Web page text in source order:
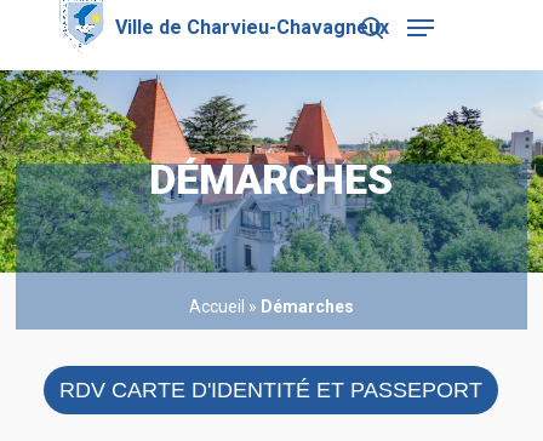
content
search
Menu
DÉMARCHES
Accueil » Démarches
RDV CARTE D'IDENTITÉ ET PASSEPORT
Close